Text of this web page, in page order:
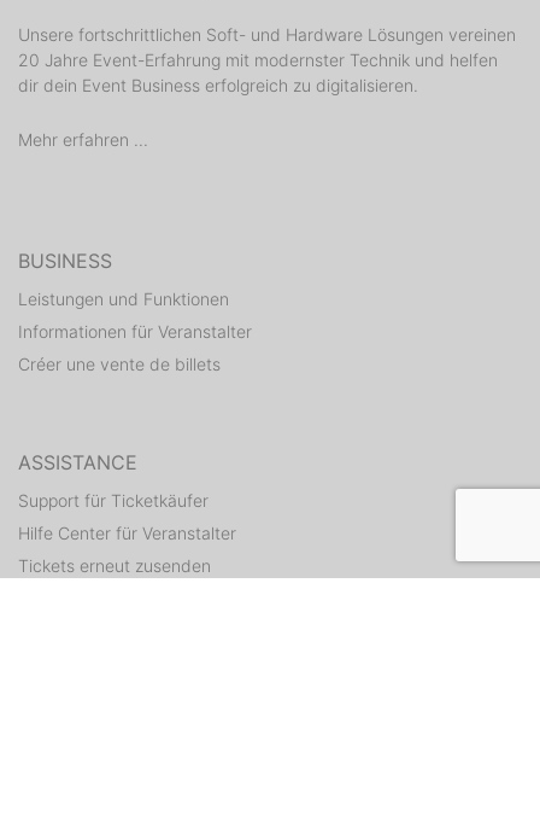
Unsere fortschrittlichen Soft- und Hardware Lösungen vereinen
20 Jahre Event-Erfahrung mit modernster Technik und helfen
dir dein Event Business erfolgreich zu digitalisieren.
Mehr erfahren ...
BUSINESS
Leistungen und Funktionen
Informationen für Veranstalter
Créer une vente de billets
ASSISTANCE
Support für Ticketkäufer
Hilfe Center für Veranstalter
Tickets erneut zusenden